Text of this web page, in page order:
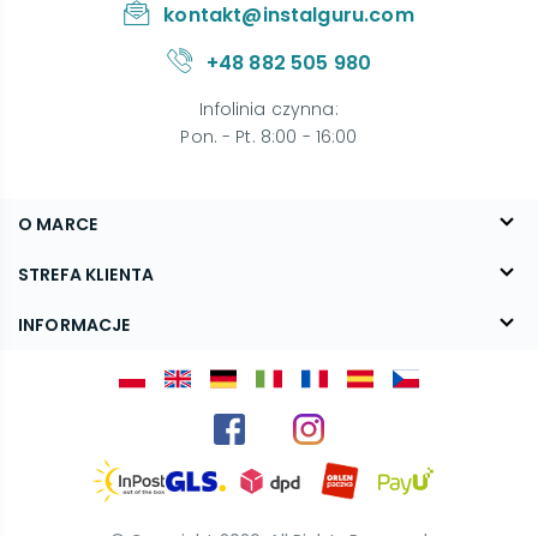
O MARCE
O nas
Blog
STREFA KLIENTA
FAQ
INFORMACJE
kontakt@instalguru.com
+48 882 505 980
Infolinia czynna:
Pon. - Pt. 8:00 - 16:00